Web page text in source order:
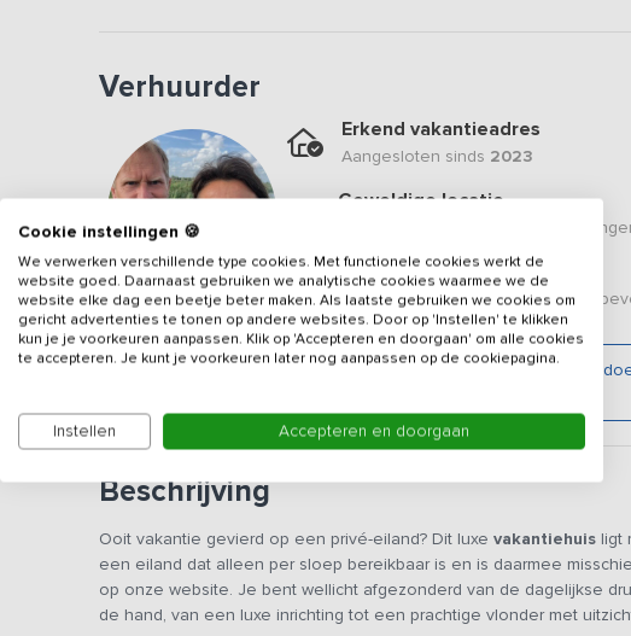
Verhuurder
Erkend vakantieadres
Aangesloten sinds 2023
Geweldige locatie
Veilig & vertrouwd
Gegevens van de verhuurder zijn
Dit vakantieadres is gelegen in een stiltegebied en wordt
Beschrijving
Ooit vakantie gevierd op een privé-eiland? Dit luxe vakantiehuis ligt
een eiland dat alleen per sloep bereikbaar is en is daarmee
op onze website. Je bent wellicht afgezonderd van de dagelijkse
de hand, van een luxe inrichting tot een prachtige vlonder met
Cookie instellingen 🍪
We verwerken verschillende type cookies. Met functionele cookies werkt de
website goed. Daarnaast gebruiken we analytische cookies waarmee we de
website elke dag een beetje beter maken. Als laatste gebruiken we cookies om
gericht advertenties te tonen op andere websites. Door op 'Instellen' te klikken
kun je je voorkeuren aanpassen. Klik op 'Accepteren en doorgaan' om alle cookies
te accepteren. Je kunt je voorkeuren later nog aanpassen op de cookiepagina.
Instellen Accepteren en doorgaan